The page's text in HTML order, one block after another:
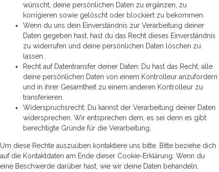
wünscht, deine persönlichen Daten zu ergänzen, zu
korrigieren sowie gelöscht oder blockiert zu bekommen.
Wenn du uns dein Einverständnis zur Verarbeitung deiner
Daten gegeben hast, hast du das Recht dieses Einverständnis
zu widerrufen und deine persönlichen Daten löschen zu
lassen.
Recht auf Datentransfer deiner Daten: Du hast das Recht, alle
deine persönlichen Daten von einem Kontrolleur anzufordern
und in ihrer Gesamtheit zu einem anderen Kontrolleur zu
transferieren.
Widerspruchsrecht: Du kannst der Verarbeitung deiner Daten
widersprechen. Wir entsprechen dem, es sei denn es gibt
berechtigte Gründe für die Verarbeitung.
Um diese Rechte auszuüben kontaktiere uns bitte. Bitte beziehe dich
auf die Kontaktdaten am Ende dieser Cookie-Erklärung. Wenn du
eine Beschwerde darüber hast, wie wir deine Daten behandeln,